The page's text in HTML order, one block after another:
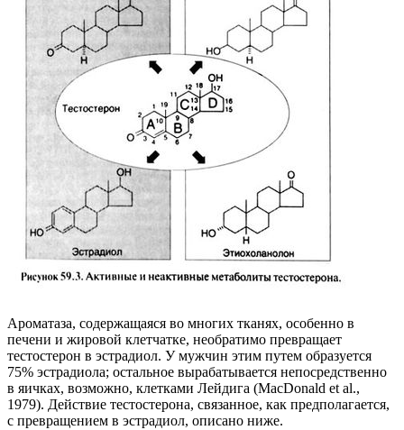
Ароматаза, содержащаяся во многих тканях, особенно в
печени и жировой клетчатке, необратимо превращает
тестостерон в эстрадиол. У мужчин этим путем образуется
75% эстрадиола; остальное вырабатывается непосредственно
в яичках, возможно, клетками Лейдига (MacDonald et al.,
1979). Действие тестостерона, связанное, как предполагается,
с превращением в эстрадиол, описано ниже.